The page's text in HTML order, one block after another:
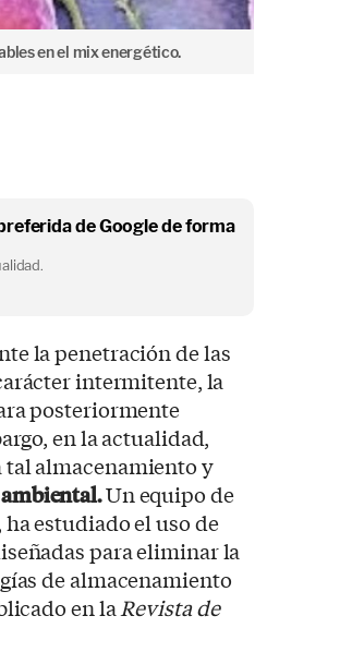
en el mix energético.
de Google de forma
la penetración de las
intermitente, la
posteriormente
en la actualidad,
almacenamiento y
Un equipo de
estudiado el uso de
para eliminar la
de almacenamiento
en la Revista de